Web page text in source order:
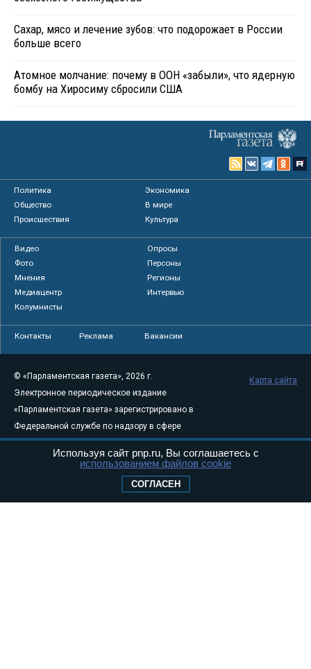
Сахар, мясо и лечение зубов: что подорожает в России
больше всего
Атомное молчание: почему в ООН «забыли», что ядерную
бомбу на Хиросиму сбросили США
Политика
Экономика
Общество
В мире
Происшествия
Культура
Видео
Опросы
Фото
Персоны
Мнения
Регионы
Медиацентр
Интервью
Колумнисты
Контакты Реклама Вакансии
© «Парламентская газета», 2026 г.
Электронное периодическое издание
«Парламентская газета» зарегистрировано в
Федеральной службе по надзору в сфере
связи, информационных технологий и
массовых коммуникаций (Роскомнадзор) 05
Свидетельство о регистрации Эл № ФС77-
Карта сайта
Используя сайт pnp.ru, Вы соглашаетесь с
использованием файлов cookie
СОГЛАСЕН